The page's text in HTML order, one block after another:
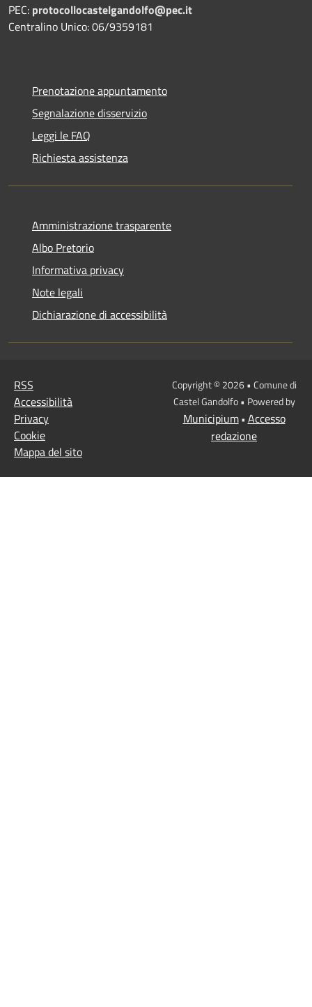
PEC: protocollocastelgandolfo@pec.it
Centralino Unico: 06/9359181
Prenotazione appuntamento
Segnalazione disservizio
Leggi le FAQ
Richiesta assistenza
Amministrazione trasparente
Albo Pretorio
Informativa privacy
Note legali
Dichiarazione di accessibilità
RSS
Accessibilità
Privacy
Cookie
Mappa del sito
Copyright © 2026 • Comune di
Castel Gandolfo • Powered by
Municipium• Accesso
redazione